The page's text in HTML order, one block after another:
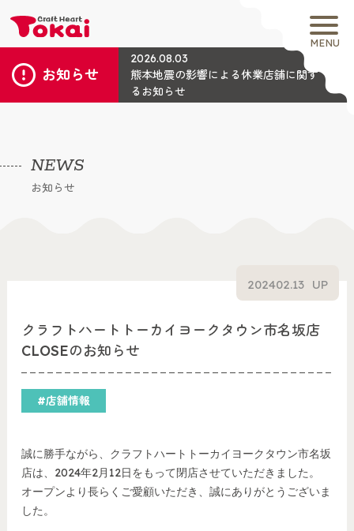
MENU
お知らせ
2026.08.03
熊本地震の影響による休業店舗に関す
るお知らせ
NEWS
お知らせ
クラフトハートトーカイヨークタウン市名坂店
CLOSEのお知らせ
#店舗情報
202402.13 UP
誠に勝手ながら、クラフトハートトーカイヨークタウン市名坂
店は、2024年2月12日をもって閉店させていただきました。
オープンより長らくご愛顧いただき、誠にありがとうございま
した。